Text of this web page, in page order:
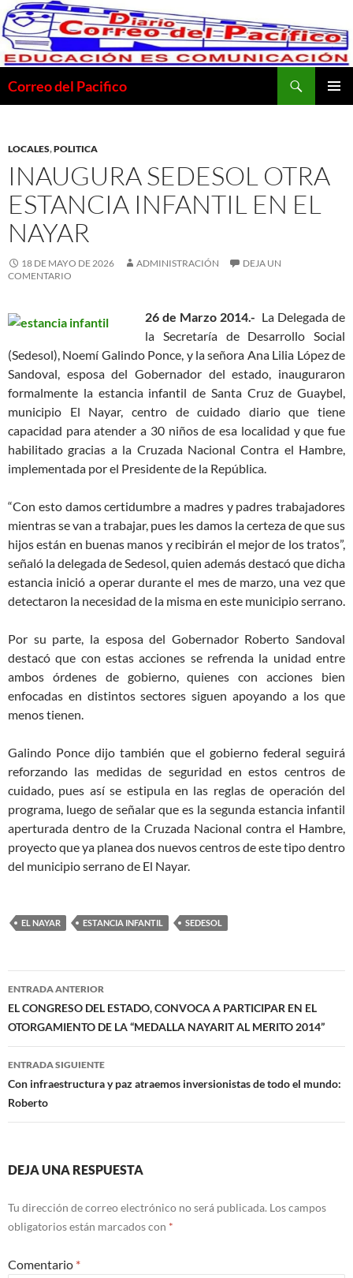
Saltar
al
contenido
Correo del Pacifico
LOCALES,POLITICA
INAUGURA SEDESOL OTRA
ESTANCIA INFANTIL EN EL
NAYAR
18 DE MAYO DE 2026 ADMINISTRACIÓN
DEJA UN
COMENTARIO
26 de Marzo 2014.- La Delegada de
la Secretaría de Desarrollo Social
(Sedesol), Noemí Galindo Ponce, y la señora Ana Lilia López de
Sandoval, esposa del Gobernador del estado, inauguraron
formalmente la estancia infantil de Santa Cruz de Guaybel,
municipio El Nayar, centro de cuidado diario que tiene
capacidad para atender a 30 niños de esa localidad y que fue
habilitado gracias a la Cruzada Nacional Contra el Hambre,
implementada por el Presidente de la República.
“Con esto damos certidumbre a madres y padres trabajadores
mientras se van a trabajar, pues les damos la certeza de que sus
hijos están en buenas manos y recibirán el mejor de los tratos”,
señaló la delegada de Sedesol, quien además destacó que dicha
estancia inició a operar durante el mes de marzo, una vez que
detectaron la necesidad de la misma en este municipio serrano.
Por su parte, la esposa del Gobernador Roberto Sandoval
destacó que con estas acciones se refrenda la unidad entre
ambos órdenes de gobierno, quienes con acciones bien
enfocadas en distintos sectores siguen apoyando a los que
menos tienen.
Galindo Ponce dijo también que el gobierno federal seguirá
reforzando las medidas de seguridad en estos centros de
cuidado, pues así se estipula en las reglas de operación del
programa, luego de señalar que es la segunda estancia infantil
aperturada dentro de la Cruzada Nacional contra el Hambre,
proyecto que ya planea dos nuevos centros de este tipo dentro
del municipio serrano de El Nayar.
EL NAYAR ESTANCIA INFANTIL SEDESOL
Navegación
de
entradas
ENTRADA ANTERIOR
EL CONGRESO DEL ESTADO, CONVOCA A PARTICIPAR EN EL
OTORGAMIENTO DE LA “MEDALLA NAYARIT AL MERITO 2014”
ENTRADA SIGUIENTE
Con infraestructura y paz atraemos inversionistas de todo el mundo:
Roberto
DEJA UNA RESPUESTA
Tu dirección de correo electrónico no será publicada. Los campos
obligatorios están marcados con *
Comentario *